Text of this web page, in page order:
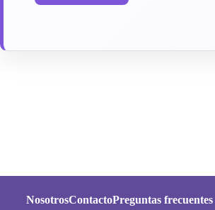
NosotrosContactoPreguntas frecuentes